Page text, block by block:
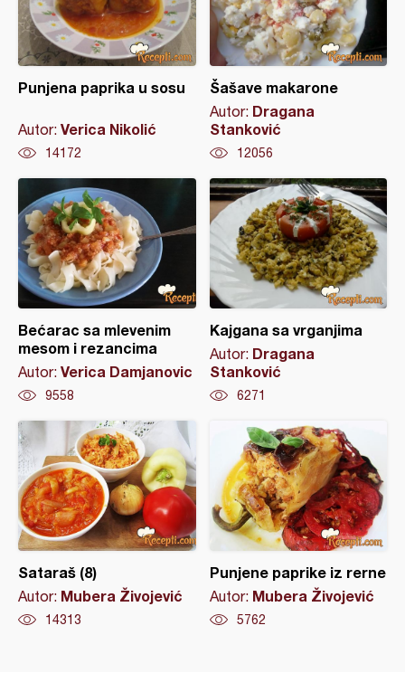
Punjena paprika u sosu
Autor: Verica Nikolić
14172
Šašave makarone
Autor: Dragana
Stanković
12056
Bećarac sa mlevenim
mesom i rezancima
Autor: Verica Damjanovic
9558
Kajgana sa vrganjima
Autor: Dragana
Stanković
6271
Sataraš (8)
Autor: Mubera Živojević
14313
Punjene paprike iz rerne
Autor: Mubera Živojević
5762